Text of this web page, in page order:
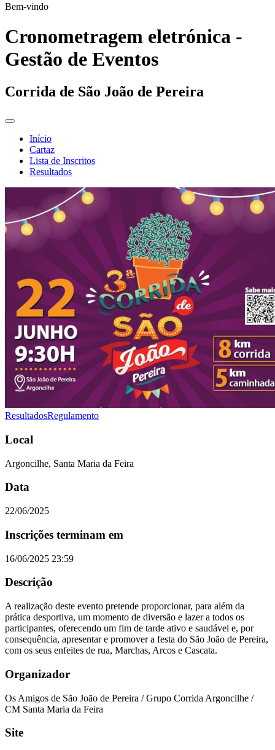
Bem-vindo
Cronometragem eletrónica -
Gestão de Eventos
Corrida de São João de Pereira
Início
Cartaz
Lista de Inscritos
Resultados
ResultadosRegulamento
Local
Argoncilhe, Santa Maria da Feira
Data
22/06/2025
Inscrições terminam em
16/06/2025 23:59
Descrição
A realização deste evento pretende proporcionar, para além da
prática desportiva, um momento de diversão e lazer a todos os
participantes, oferecendo um fim de tarde ativo e saudável e, por
consequência, apresentar e promover a festa do São João de Pereira,
com os seus enfeites de rua, Marchas, Arcos e Cascata.
Organizador
Os Amigos de São João de Pereira / Grupo Corrida Argoncilhe /
CM Santa Maria da Feira
Site